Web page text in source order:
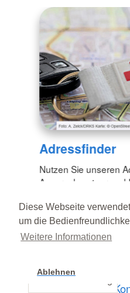
Diese Webseite
um die
Weitere Informationen
Ablehnen
Adressfinder
Nutzen Sie unseren
Ansprechpartner und